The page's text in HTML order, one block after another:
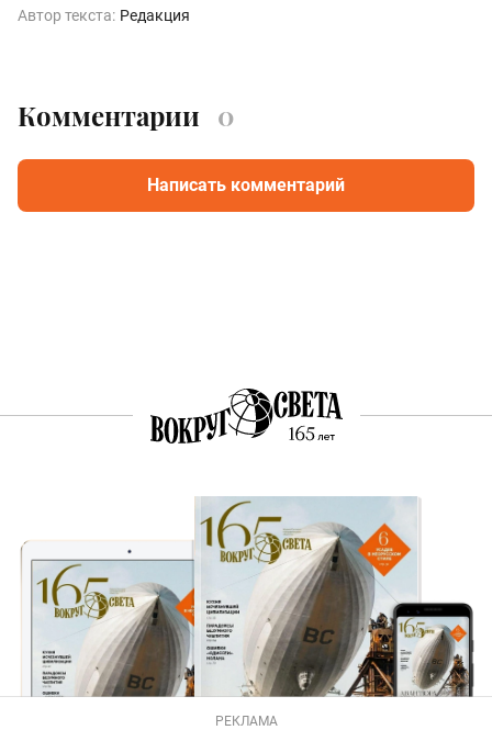
Автор текста: Редакция
Комментарии 0
Написать комментарий
РЕКЛАМА